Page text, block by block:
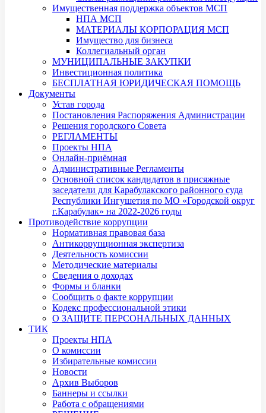
Имущественная поддержка объектов МСП
НПА МСП
МАТЕРИАЛЫ КОРПОРАЦИЯ МСП
Имущество для бизнеса
Коллегиальный орган
МУНИЦИПАЛЬНЫЕ ЗАКУПКИ
Инвестиционная политика
БЕСПЛАТНАЯ ЮРИДИЧЕСКАЯ ПОМОЩЬ
Документы
Устав города
Постановления Распоряжения Администрации
Решения городского Совета
РЕГЛАМЕНТЫ
Проекты НПА
Онлайн-приёмная
Административные Регламенты
Основной список кандидатов в присяжные
заседатели для Карабулакского районного суда
Республики Ингушетия по МО «Городской округ
г.Карабулак» на 2022-2026 годы
Противодействие коррупции
Нормативная правовая база
Антикоррупционная экспертиза
Деятельность комиссии
Методические материалы
Сведения о доходах
Формы и бланки
Сообщить о факте коррупции
Кодекс профессиональной этики
О ЗАЩИТЕ ПЕРСОНАЛЬНЫХ ДАННЫХ
ТИК
Проекты НПА
О комиссии
Избирательные комиссии
Новости
Архив Выборов
Баннеры и ссылки
Работа с обращениями